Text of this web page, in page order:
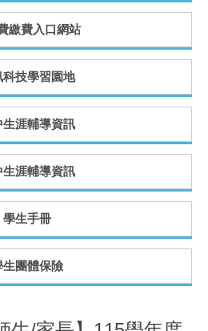
繳費入口網站
科技學習園地
生涯輔導資訊
生涯輔導資訊
學生手冊
生團體保險